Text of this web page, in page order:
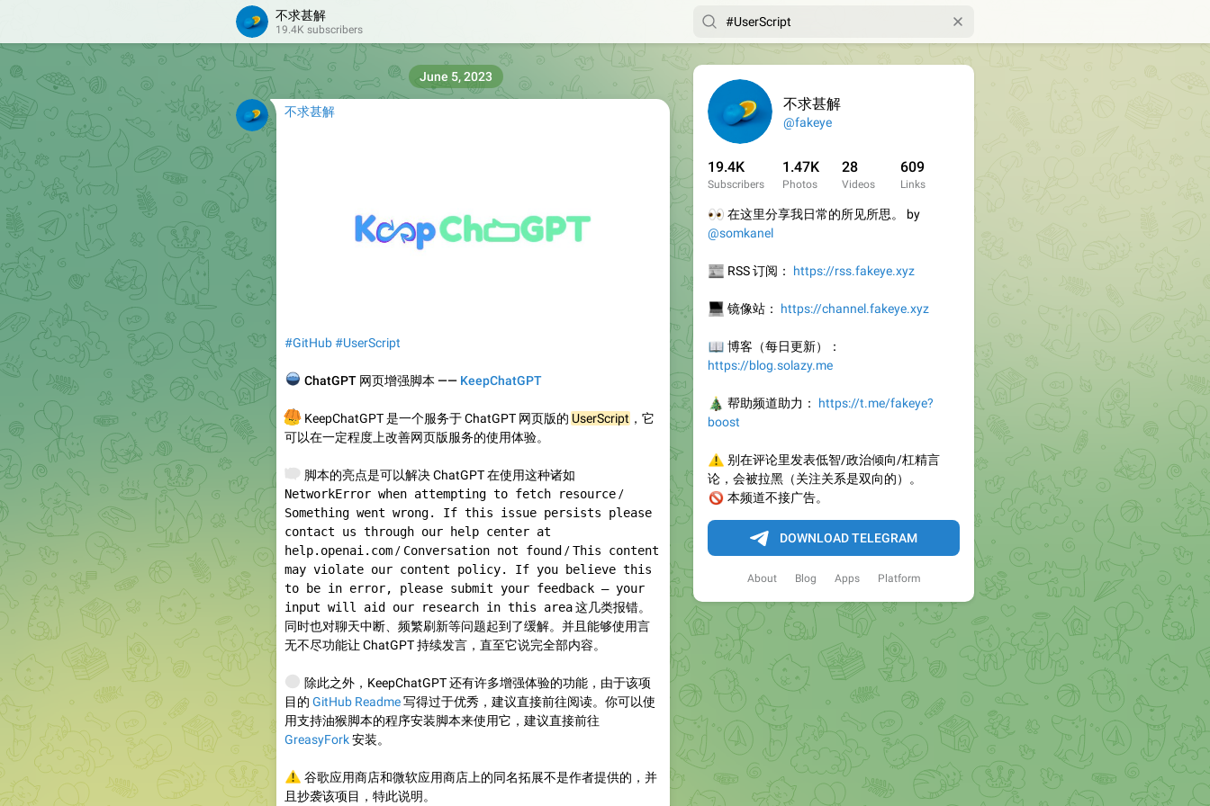
不求甚解
@fakeye
19.4K
Subscribers
1.47K
Photos
28
Videos
609
Links
👀在这里分享我日常的所见所思。 by
@somkanel
📰RSS 订阅： https://rss.fakeye.xyz
💻镜像站： https://channel.fakeye.xyz
📖博客（每日更新）：
https://blog.solazy.me
🎄帮助频道助力： https://t.me/fakeye?
boost
⚠️别在评论里发表低智/政治倾向/杠精言
论，会被拉黑（关注关系是双向的）。
🚫本频道不接广告。
DOWNLOAD TELEGRAM
About Blog Apps Platform
不求甚解
19.4K subscribers
不求甚解
#GitHub#UserScript
🌏ChatGPT 网页增强脚本 —— KeepChatGPT
💡KeepChatGPT 是一个服务于 ChatGPT 网页版的 UserScript ，它
可以在一定程度上改善网页版服务的使用体验。
🙅脚本的亮点是可以解决 ChatGPT 在使用这种诸如
NetworkError when attempting to fetch resource /
Something went wrong. If this issue persists please
contact us through our help center at
help.openai.com / Conversation not found /This content
may violate our content policy. If you believe this
to be in error, please submit your feedback — your
input will aid our research in this area这几类报错。
同时也对聊天中断、频繁刷新等问题起到了缓解。并且能够使用言
无不尽功能让 ChatGPT 持续发言，直至它说完全部内容。
🌐除此之外，KeepChatGPT 还有许多增强体验的功能，由于该项
目的 GitHub Readme写得过于优秀，建议直接前往阅读。你可以使
用支持油猴脚本的程序安装脚本来使用它，建议直接前往
GreasyFork安装。
⚠️谷歌应用商店和微软应用商店上的同名拓展不是作者提供的，并
且抄袭该项目，特此说明。
June 5, 2023